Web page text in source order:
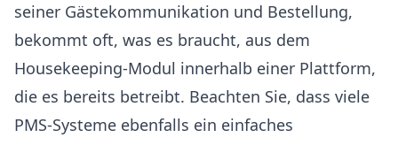
seiner Gästekommunikation und Bestellung,
bekommt oft, was es braucht, aus dem
Housekeeping-Modul innerhalb einer Plattform,
die es bereits betreibt. Beachten Sie, dass viele
PMS-Systeme ebenfalls ein einfaches